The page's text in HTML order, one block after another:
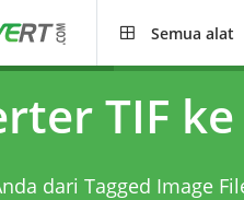
Semua alat
TIF ke
dari Tagged Image